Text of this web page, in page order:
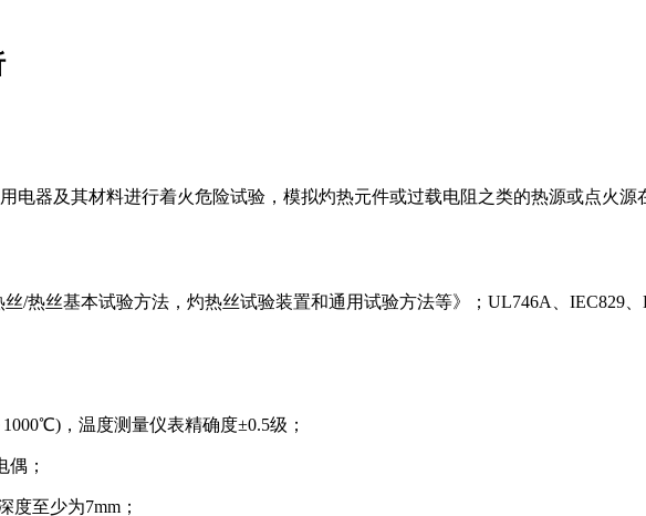
电器及其材料进行着火危险试验，模拟灼热元件或过载电阻之类的热源或点火
丝/热丝基本试验方法，灼热丝试验装置和通用试验方法等》；UL746A、IEC829、
，温度测量仪表精确度±0.5级；
；
度至少为7mm；